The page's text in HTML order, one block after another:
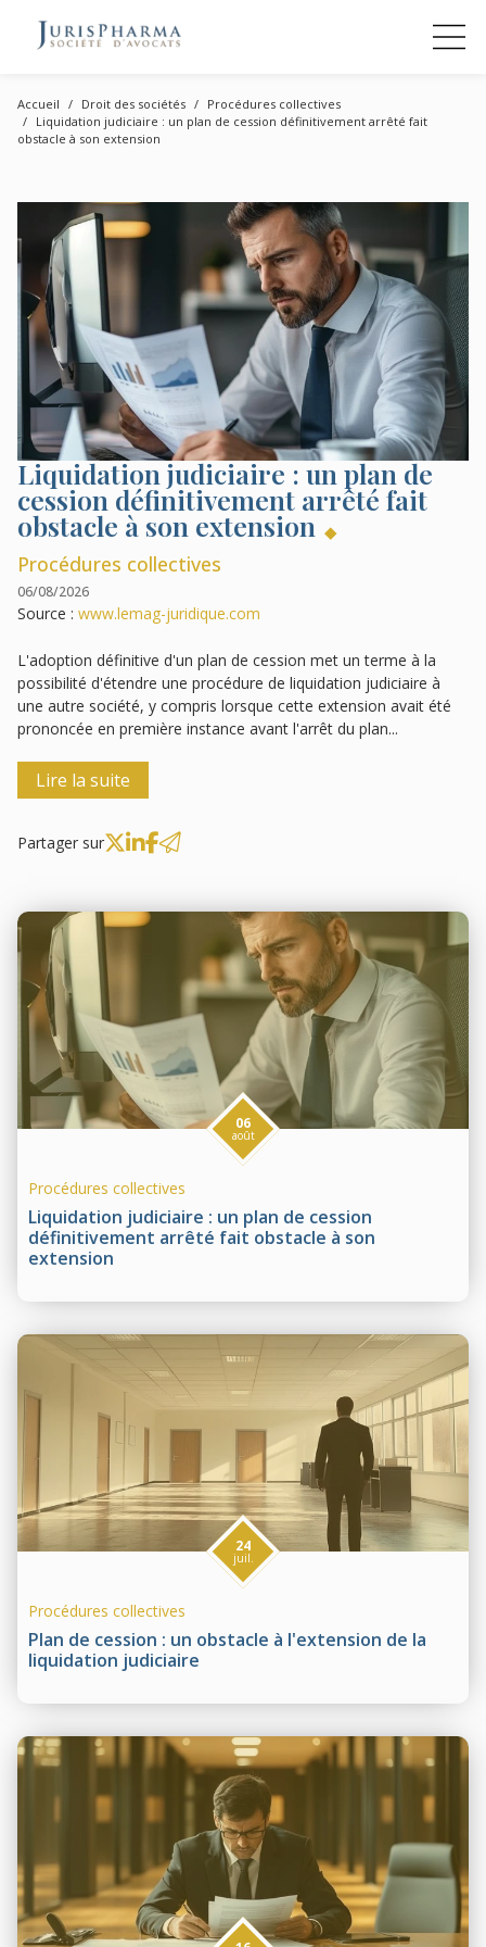
Accueil Droit des sociétés
Procédures collectives
Liquidation judiciaire : un plan de cession définitivement arrêté fait
obstacle à son extension
Liquidation judiciaire : un plan de
cession définitivement arrêté fait
obstacle à son extension
Procédures collectives
06/08/2026
Source : www.lemag-juridique.com
L'adoption définitive d'un plan de cession met un terme à la
possibilité d'étendre une procédure de liquidation judiciaire à
une autre société, y compris lorsque cette extension avait été
prononcée en première instance avant l'arrêt du plan...
Lire la suite
Partager sur
Liquidation judiciaire : un plan de cession
définitivement arrêté fait obstacle à son
extension
06
août
Procédures collectives
Plan de cession : un obstacle à l'extension de la
liquidation judiciaire
24
juil.
Procédures collectives